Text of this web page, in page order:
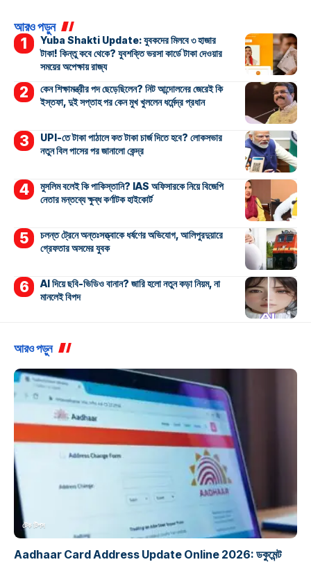
আরও পড়ুন
Yuba Shakti Update: যুবকদের মিলবে ৩ হাজার
টাকা! কিন্তু কবে থেকে? যুবশক্তি ভরসা কার্ডে টাকা দেওয়ার
সময়ের অপেক্ষায় রাজ্য
কেন শিক্ষামন্ত্রীর পদ ছেড়েছিলেন? নিট আন্দোলনের জেরেই কি
ইস্তফা, দুই সপ্তাহ পর কেন মুখ খুললেন ধর্মেন্দ্র প্রধান
UPI-তে টাকা পাঠালে কত টাকা চার্জ দিতে হবে? লোকসভার
নতুন বিল পাসের পর জানালো কেন্দ্র
মুসলিম বলেই কি পাকিস্তানি? IAS অফিসারকে নিয়ে বিজেপি
নেতার মন্তব্যে ক্ষুব্ধ কর্ণাটক হাইকোর্ট
চলন্ত ট্রেনে অন্তঃসত্ত্বাকে ধর্ষণের অভিযোগ, আলিপুরদুয়ারে
গ্রেফতার অসমের যুবক
AI দিয়ে ছবি-ভিডিও বানান? জারি হলো নতুন কড়া নিয়ম, না
মানলেই বিপদ
আরও পড়ুন
টেক টিপস
Aadhaar Card Address Update Online 2026: ডকুমেন্ট